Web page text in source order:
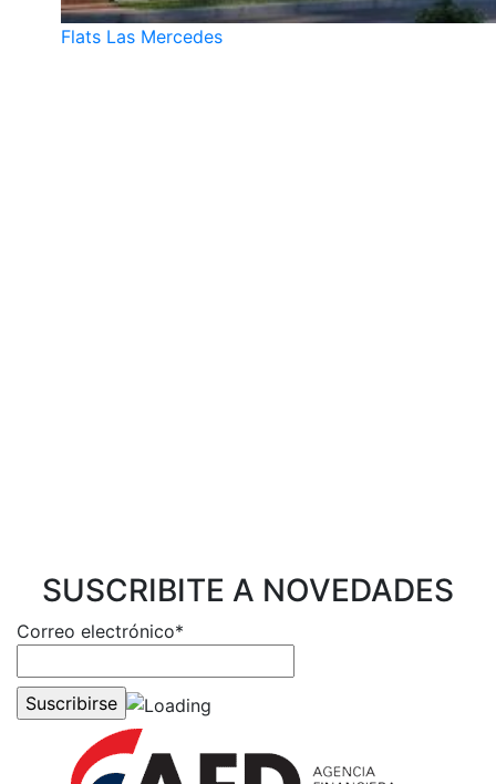
Flats Las Mercedes
SUSCRIBITE A NOVEDADES
Correo electrónico*